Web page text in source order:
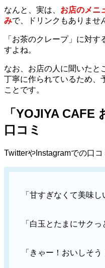
なんと、実は、 お店のメニ
みで、ドリンクもありませ
「お茶のクレープ」に対す
すよね。
なお、お店の人に聞いたと
丁寧に作られているため、
ことです。
「YOJIYA CAFE
口コミ
TwitterやInstagramでの口コ
「甘すぎなくて美味し
「白玉とたまにサクっ
「きゃー！おいしそ